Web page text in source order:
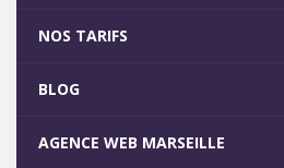
NOS TARIFS
BLOG
AGENCE WEB MARSEILLE
5
Votre site internet pour 29€